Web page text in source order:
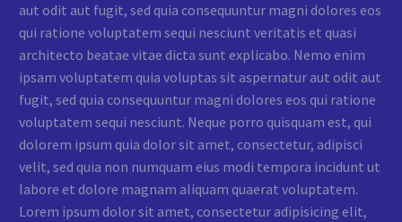
aut odit aut fugit, sed quia consequuntur magni dolores eos
qui ratione voluptatem sequi nesciunt veritatis et quasi
architecto beatae vitae dicta sunt explicabo. Nemo enim
ipsam voluptatem quia voluptas sit aspernatur aut odit aut
fugit, sed quia consequuntur magni dolores eos qui ratione
voluptatem sequi nesciunt. Neque porro quisquam est, qui
dolorem ipsum quia dolor sit amet, consectetur, adipisci
velit, sed quia non numquam eius modi tempora incidunt ut
labore et dolore magnam aliquam quaerat voluptatem.
Lorem ipsum dolor sit amet, consectetur adipisicing elit,